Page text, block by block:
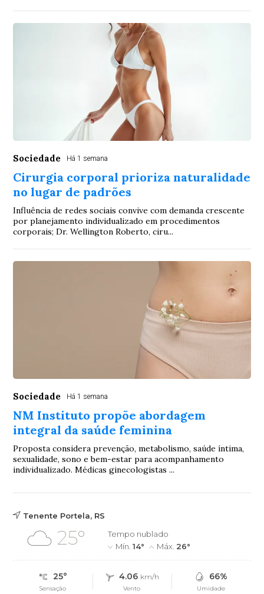
Sociedade Há 1 semana
Cirurgia corporal prioriza naturalidade
no lugar de padrões
Influência de redes sociais convive com demanda crescente
por planejamento individualizado em procedimentos
corporais; Dr. Wellington Roberto, ciru...
Sociedade Há 1 semana
NM Instituto propõe abordagem
integral da saúde feminina
Proposta considera prevenção, metabolismo, saúde íntima,
sexualidade, sono e bem-estar para acompanhamento
individualizado. Médicas ginecologistas ...
Tenente Portela, RS
25°
Tempo nublado
Mín.14° Máx. 26°
25°
Sensação
4.06 km/h
Vento
66%
Umidade